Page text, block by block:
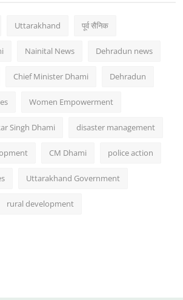
Uttarakhand पूर्व सैनिक
Nainital News Dehradun news
Chief Minister Dhami Dehradun
Women Empowerment
Singh Dhami disaster management
CM Dhami police action
Uttarakhand Government
rural development